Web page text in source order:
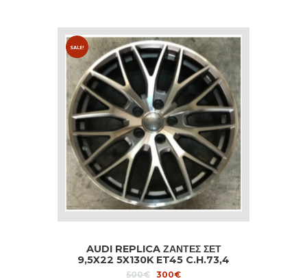
SALE!
AUDI REPLICA ΖΑΝΤΕΣ ΣΕΤ
9,5X22 5X130K ET45 C.H.73,4
BLACK DIAMOND
500€ Original
300€Current